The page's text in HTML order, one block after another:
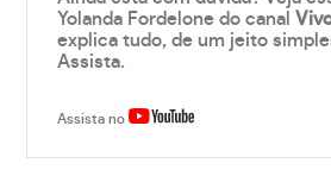
Yolanda Fordelone do canal
explica tudo, de um jeito
Assista.
Assista no